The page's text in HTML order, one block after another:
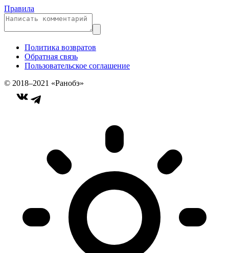
Правила
Политика возвратов
Обратная связь
Пользовательское соглашение
© 2018–2021 «Ранобэ»